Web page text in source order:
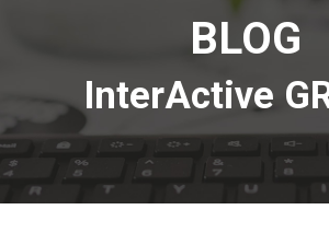
BLOG
InterActive